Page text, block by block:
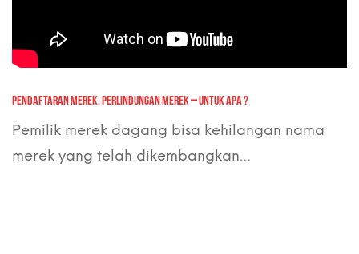
PENDAFTARAN MEREK, PERLINDUNGAN MEREK – UNTUK APA ?
Pemilik merek dagang bisa kehilangan nama
merek yang telah dikembangkan…